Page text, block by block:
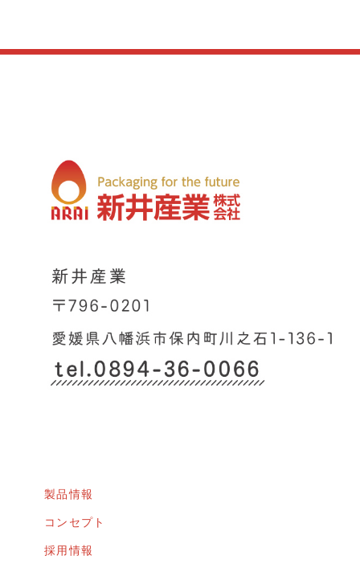
製品情報
コンセプト
採用情報